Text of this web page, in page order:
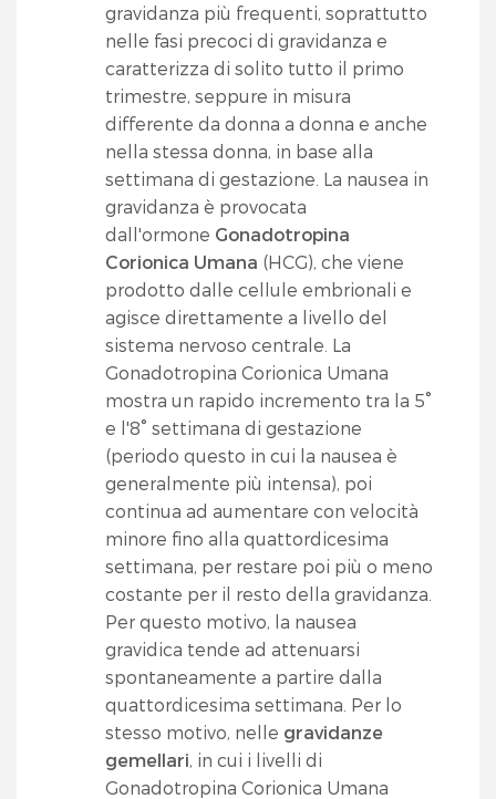
gravidanza più frequenti, soprattutto
nelle fasi precoci di gravidanza e
caratterizza di solito tutto il primo
trimestre, seppure in misura
differente da donna a donna e anche
nella stessa donna, in base alla
settimana di gestazione. La nausea in
gravidanza è provocata
dall'ormone Gonadotropina
Corionica Umana (HCG), che viene
prodotto dalle cellule embrionali e
agisce direttamente a livello del
sistema nervoso centrale. La
Gonadotropina Corionica Umana
mostra un rapido incremento tra la 5°
e l'8° settimana di gestazione
(periodo questo in cui la nausea è
generalmente più intensa), poi
continua ad aumentare con velocità
minore fino alla quattordicesima
settimana, per restare poi più o meno
costante per il resto della gravidanza.
Per questo motivo, la nausea
gravidica tende ad attenuarsi
spontaneamente a partire dalla
quattordicesima settimana. Per lo
stesso motivo, nelle gravidanze
gemellari, in cui i livelli di
Gonadotropina Corionica Umana